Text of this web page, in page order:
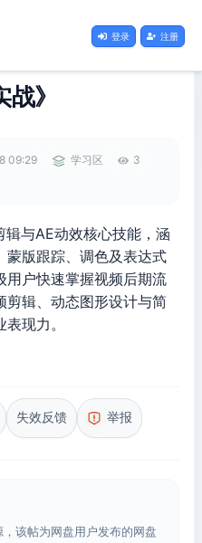
登录 注册
》
09:29 学习区
3
辑与AE动效核心技能，涵
蒙版跟踪、调色及表达式
用户快速掌握视频后期流
剪辑、动态图形设计与简
现力。
失效反馈 举报
该帖为网盘用户发布的网盘